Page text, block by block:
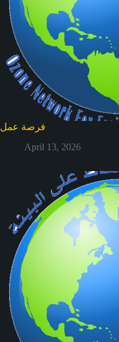
فرصة عمل
April 13, 2026